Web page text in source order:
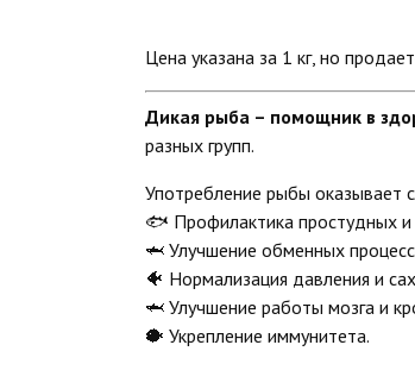
Цена указана за 1 кг, но
Дикая рыба – помощник в
разных групп.
Употребление рыбы оказывает
🐟 Профилактика простудных
🦈 Улучшение обменных
🐠 Нормализация давления и
🦈 Улучшение работы мозга и
🐡 Укрепление иммунитета.